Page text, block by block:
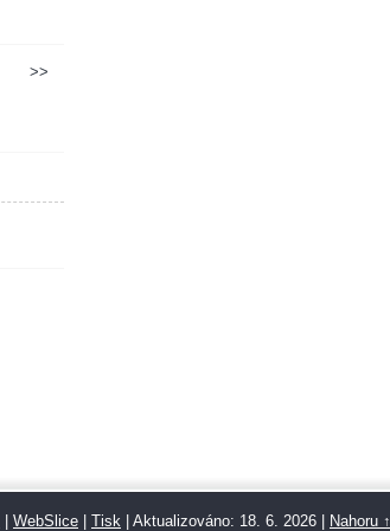
>>
WebSlice Tisk Aktualizováno: 18. 6. 2026 Nahoru ↑